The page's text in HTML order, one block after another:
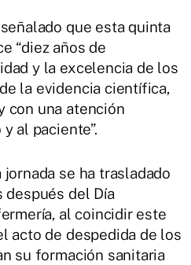
que esta quinta
“diez años de
y la excelencia de los
la evidencia científica,
con una atención
al paciente”.
se ha trasladado
después del Día
al coincidir este
acto de despedida de los
su formación sanitaria